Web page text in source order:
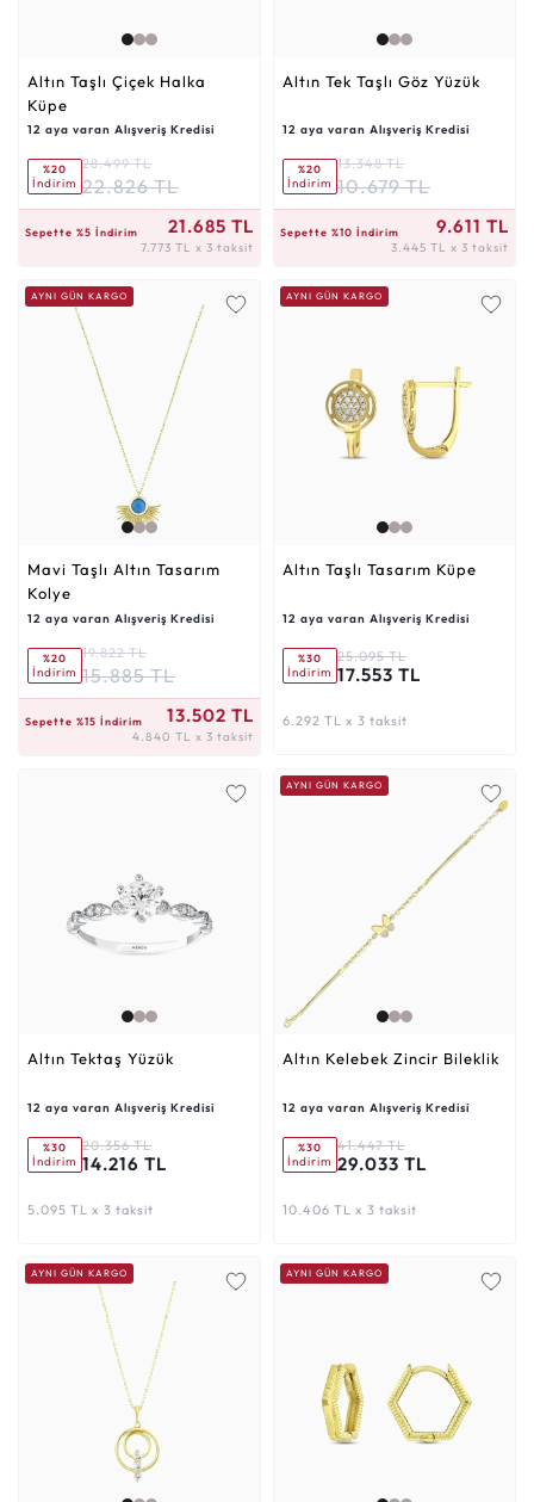
Altın Taşlı Çiçek Halka
Küpe
12 aya varan Alışveriş Kredisi
%20
İndirim
28.499 TL
22.826 TL
Sepette %5 İndirim 21.685 TL
7.773 TL x 3 taksit
Altın Tek Taşlı Göz Yüzük
12 aya varan Alışveriş Kredisi
%20
İndirim
13.348 TL
10.679 TL
Sepette %10 İndirim 9.611 TL
3.445 TL x 3 taksit
AYNI GÜN KARGO
Mavi Taşlı Altın Tasarım
Kolye
12 aya varan Alışveriş Kredisi
%20
İndirim
19.822 TL
15.885 TL
Sepette %15 İndirim 13.502 TL
4.840 TL x 3 taksit
AYNI GÜN KARGO
Altın Taşlı Tasarım Küpe
12 aya varan Alışveriş Kredisi
%30
İndirim
25.095 TL
17.553 TL
6.292 TL x 3 taksit
Altın Tektaş Yüzük
12 aya varan Alışveriş Kredisi
%30
İndirim
20.356 TL
14.216 TL
5.095 TL x 3 taksit
AYNI GÜN KARGO
Altın Kelebek Zincir Bileklik
12 aya varan Alışveriş Kredisi
%30
İndirim
41.447 TL
29.033 TL
10.406 TL x 3 taksit
AYNI GÜN KARGO AYNI GÜN KARGO